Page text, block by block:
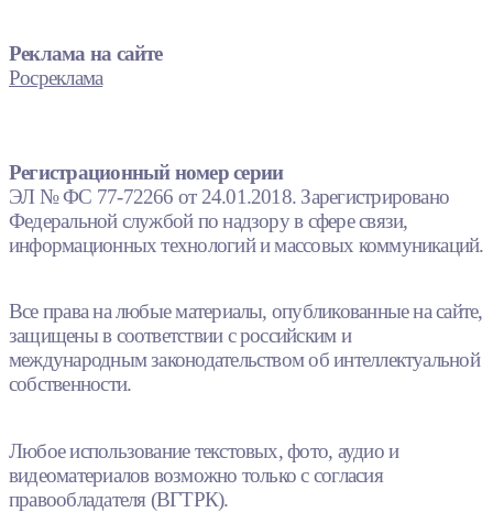
Реклама на сайте
Росреклама
Регистрационный номер серии
ЭЛ № ФС 77-72266 от 24.01.2018. Зарегистрировано
Федеральной службой по надзору в сфере связи,
информационных технологий и массовых коммуникаций.
Все права на любые материалы, опубликованные на сайте,
защищены в соответствии с российским и
международным законодательством об интеллектуальной
собственности.
Любое использование текстовых, фото, аудио и
видеоматериалов возможно только с согласия
правообладателя (ВГТРК).